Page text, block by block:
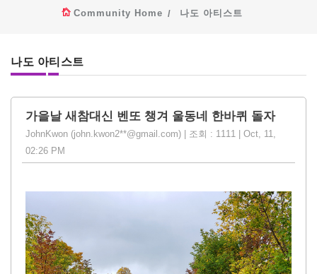
Community Home 나도 아티스트
나도 아티스트
가을날 새참대신 벤또 챙겨 울동네 한바퀴 돌자
JohnKwon (john.kwon2**@gmail.com) | 조회 : 1111 | Oct, 11,
02:26 PM